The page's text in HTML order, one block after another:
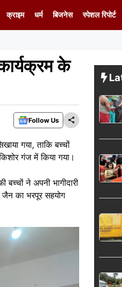
क्राइम धर्म बिजनेस स्पेशल रिपोर्ट
के
Follow Us
गया, ताकि बच्चों
गंज में किया गया।
ने अपनी भागीदारी
जैन का भरपूर सहयोग